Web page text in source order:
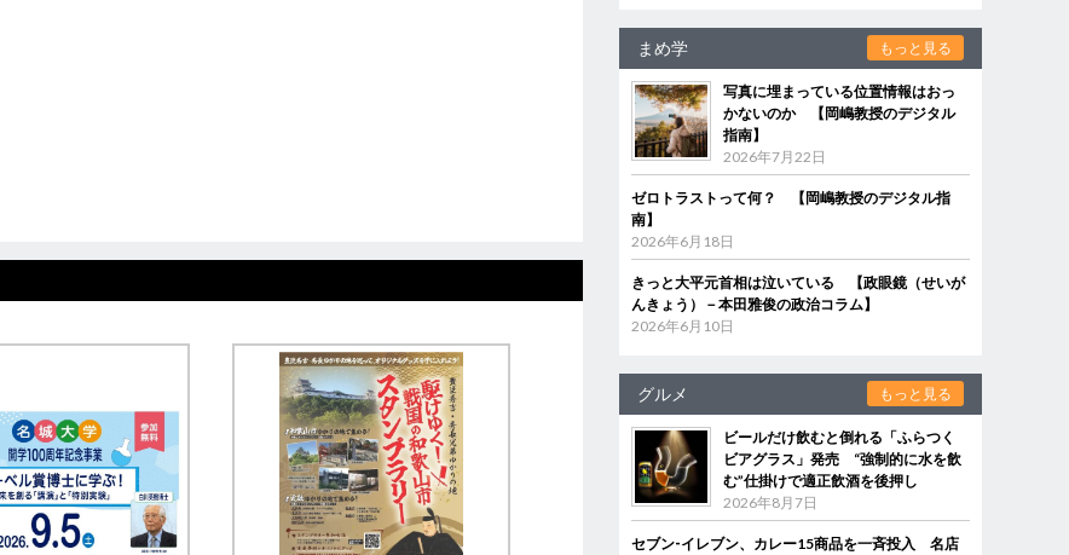
まめ学 もっと見る
写真に埋まっている位置情報はおっ
かないのか 【岡嶋教授のデジタル
指南】
2026年7月22日
ゼロトラストって何？ 【岡嶋教授のデジタル指
南】
2026年6月18日
きっと大平元首相は泣いている 【政眼鏡（せいが
んきょう）－本田雅俊の政治コラム】
2026年6月10日
グルメ もっと見る
ビールだけ飲むと倒れる「ふらつく
ビアグラス」発売 “強制的に水を飲
む”仕掛けで適正飲酒を後押し
2026年8月7日
セブン‐イレブン、カレー15商品を一斉投入 名店